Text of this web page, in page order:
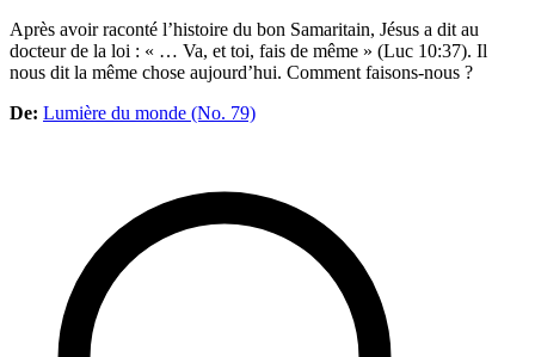
Après avoir raconté l’histoire du bon Samaritain, Jésus a dit au
docteur de la loi : « … Va, et toi, fais de même » (Luc 10:37). Il
nous dit la même chose aujourd’hui. Comment faisons-nous ?
De: Lumière du monde (No. 79)